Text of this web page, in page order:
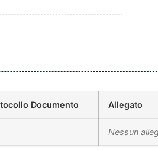
Documento Allegato
Nessun